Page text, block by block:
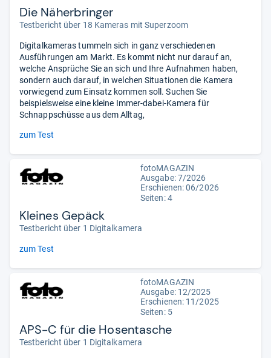
Die Näherbringer
Testbericht über 18 Kameras mit Superzoom
Digitalkameras tummeln sich in ganz verschiedenen
Ausführungen am Markt. Es kommt nicht nur darauf an,
welche Ansprüche Sie an sich und Ihre Aufnahmen haben,
sondern auch darauf, in welchen Situationen die Kamera
vorwiegend zum Einsatz kommen soll. Suchen Sie
beispielsweise eine kleine Immer-dabei-Kamera für
Schnappschüsse aus dem Alltag,
zum Test
fotoMAGAZIN
Ausgabe: 7/2026
Erschienen:06/2026
Seiten: 4
Kleines Gepäck
Testbericht über 1 Digitalkamera
zum Test
fotoMAGAZIN
Ausgabe: 12/2025
Erschienen: 11/2025
Seiten: 5
APS-C für die Hosentasche
Testbericht über 1 Digitalkamera